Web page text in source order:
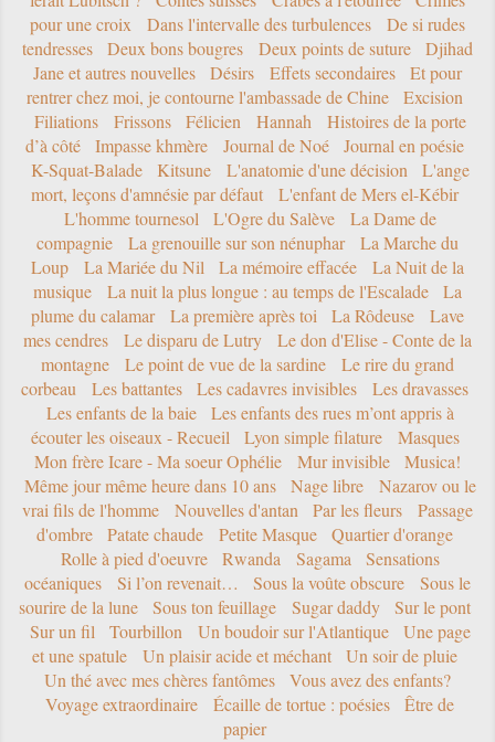
pour une croix
Dans l'intervalle des turbulences
De si rudes
tendresses
Deux bons bougres Deux points de suture
Djihad
Jane et autres nouvelles
Désirs Effets secondaires
Et pour
rentrer chez moi, je contourne l'ambassade de Chine
Excision
Filiations
Frissons Félicien Hannah
Histoires de la porte
d’à côté
Impasse khmère Journal de Noé
Journal en poésie
K-Squat-Balade
Kitsune L'anatomie d'une décision
L'ange
mort, leçons d'amnésie par défaut
L'enfant de Mers el-Kébir
L'homme tournesol
L'Ogre du Salève
La Dame de
compagnie
La grenouille sur son nénuphar
La Marche du
Loup
La Mariée du Nil La mémoire effacée
La Nuit de la
musique
La nuit la plus longue : au temps de l'Escalade
La
plume du calamar
La première après toi La Rôdeuse
Lave
mes cendres
Le disparu de Lutry
Le don d'Elise - Conte de la
montagne
Le point de vue de la sardine
Le rire du grand
corbeau
Les battantes Les cadavres invisibles
Les dravasses
Les enfants de la baie
Les enfants des rues m’ont appris à
écouter les oiseaux - Recueil
Lyon simple filature
Masques
Mon frère Icare - Ma soeur Ophélie
Mur invisible
Musica!
Même jour même heure dans 10 ans
Nage libre
Nazarov ou le
vrai fils de l'homme
Nouvelles d'antan Par les fleurs
Passage
d'ombre
Patate chaude Petite Masque
Quartier d'orange
Rolle à pied d'oeuvre
Rwanda Sagama
Sensations
océaniques
Si l’on revenait… Sous la voûte obscure
Sous le
sourire de la lune
Sous ton feuillage Sugar daddy
Sur le pont
Sur un fil
Tourbillon Un boudoir sur l'Atlantique
Une page
et une spatule
Un plaisir acide et méchant
Un soir de pluie
Un thé avec mes chères fantômes
Vous avez des enfants?
Voyage extraordinaire
Écaille de tortue : poésies
Être de
papier